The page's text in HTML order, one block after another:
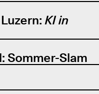
KI in
Sommer-Slam